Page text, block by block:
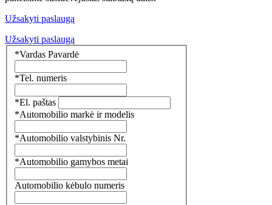
Užsakyti paslaugą
Užsakyti paslaugą
*Vardas Pavardė
*Tel. numeris
*El. paštas
*Automobilio markė ir modelis
*Automobilio valstybinis Nr.
*Automobilio gamybos metai
Automobilio kėbulo numeris